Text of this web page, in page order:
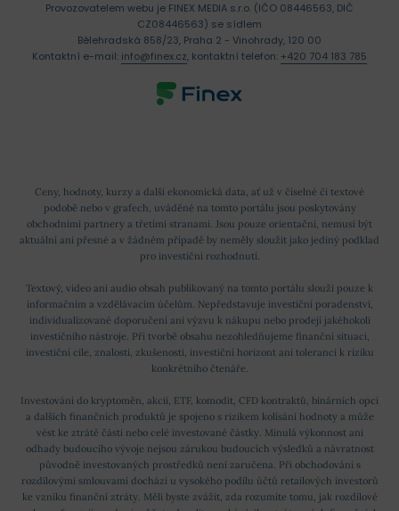
Ceny, hodnoty, kurzy a další ekonomická data, ať už v číselné či textové
podobě nebo v grafech, uváděné na tomto portálu jsou poskytovány
obchodními partnery a třetími stranami. Jsou pouze orientační, nemusí být
aktuální ani přesné a v žádném případě by neměly sloužit jako jediný podklad
pro investiční rozhodnutí.
Textový, video ani audio obsah publikovaný na tomto portálu slouží pouze k
informačním a vzdělávacím účelům. Nepředstavuje investiční poradenství,
individualizované doporučení ani výzvu k nákupu nebo prodeji jakéhokoli
investičního nástroje. Při tvorbě obsahu nezohledňujeme finanční situaci,
investiční cíle, znalosti, zkušenosti, investiční horizont ani toleranci k riziku
konkrétního čtenáře.
Investování do kryptoměn, akcií, ETF, komodit, CFD kontraktů, binárních opcí
a dalších finančních produktů je spojeno s rizikem kolísání hodnoty a může
vést ke ztrátě části nebo celé investované částky. Minulá výkonnost ani
odhady budoucího vývoje nejsou zárukou budoucích výsledků a návratnost
původně investovaných prostředků není zaručena. Při obchodování s
rozdílovými smlouvami dochází u vysokého podílu účtů retailových investorů
ke vzniku finanční ztráty. Měli byste zvážit, zda rozumíte tomu, jak rozdílové
Provozovatelem webu je FINEX MEDIA s.r.o. (IČO 08446563, DIČ
CZ08446563) se sídlem
Bělehradská 858/23, Praha 2 - Vinohrady, 120 00
Kontaktní e-mail: info@finex.cz, kontaktní telefon: +420 704 183 785